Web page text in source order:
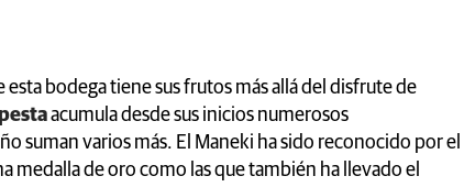
bodega tiene sus frutos más allá del disfrute de
acumula desde sus inicios numerosos
suman varios más. El Maneki ha sido reconocido por el
medalla de oro como las que también ha llevado el